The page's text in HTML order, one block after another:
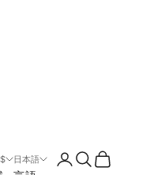
日本語 ログイン
検索カート